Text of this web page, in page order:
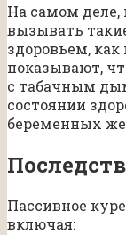
На самом деле,
вызывать
здоровьем,
показывают,
с табачным
состоянии
беременных
Пассивное
включая: